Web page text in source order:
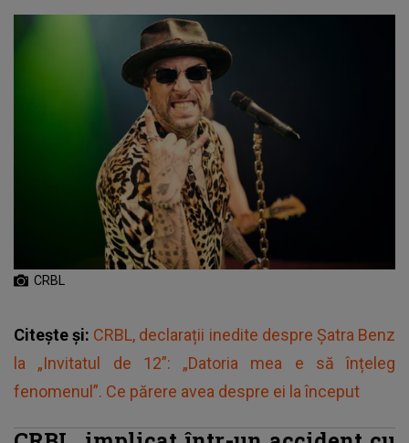
CRBL
Citește și: CRBL, declarații inedite despre Șatra Benz
la „Invitatul de 12”: „Datoria mea e să înțeleg
fenomenul”. Ce părere avea despre ei la început